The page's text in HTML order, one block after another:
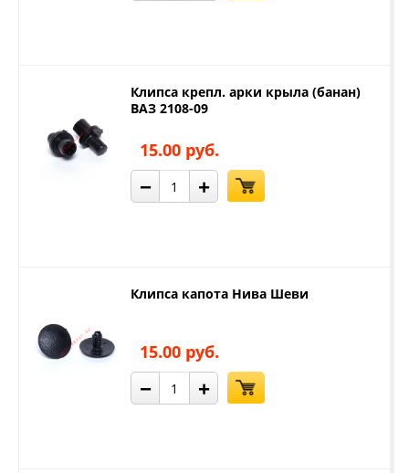
Клипса крепл. арки крыла (банан)
ВАЗ 2108-09
15.00 руб.
− +
Клипса капота Нива Шеви
15.00 руб.
− +